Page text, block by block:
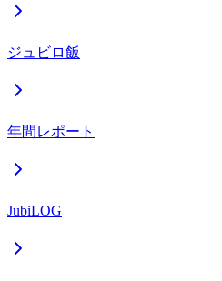
ジュビロ飯
年間レポート
JubiLOG